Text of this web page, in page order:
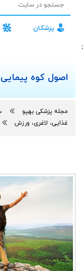
پزشکان
;
اصول کوه پیمایی
مجله پزشکی بهپو
غذایی، لاغری، ورزش